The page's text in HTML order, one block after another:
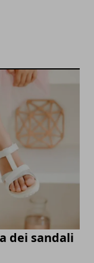
dei sandali